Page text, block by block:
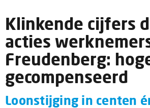
Klinkende cijfers
acties
Freudenberg:
gecompenseerd
Loonstijging in centen